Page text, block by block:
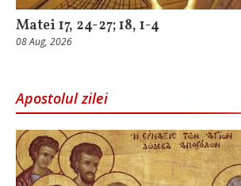
Matei 17, 24-27; 18, 1-4
08 Aug, 2026
Apostolul zilei